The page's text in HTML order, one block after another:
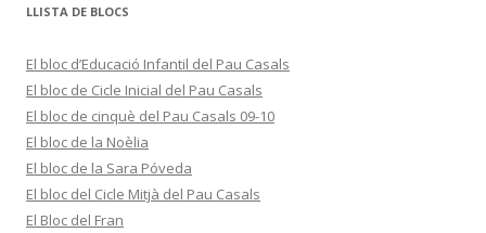
LLISTA DE BLOCS
El bloc d’Educació Infantil del Pau Casals
El bloc de Cicle Inicial del Pau Casals
El bloc de cinquè del Pau Casals 09-10
El bloc de la Noèlia
El bloc de la Sara Póveda
El bloc del Cicle Mitjà del Pau Casals
El Bloc del Fran